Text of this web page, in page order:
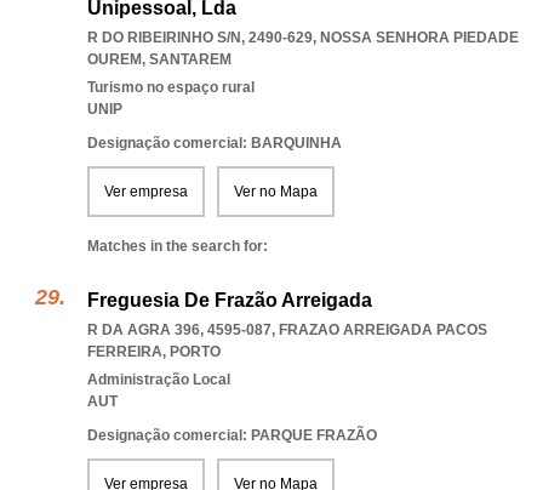
Unipessoal, Lda
R DO RIBEIRINHO S/N, 2490-629, NOSSA SENHORA PIEDADE
OUREM, SANTAREM
Turismo no espaço rural
UNIP
Designação comercial: BARQUINHA
Ver empresa Ver no Mapa
Matches in the search for:
Freguesia De Frazão Arreigada
R DA AGRA 396, 4595-087, FRAZAO ARREIGADA PACOS
FERREIRA, PORTO
Administração Local
AUT
Designação comercial: PARQUE FRAZÃO
Ver empresa Ver no Mapa